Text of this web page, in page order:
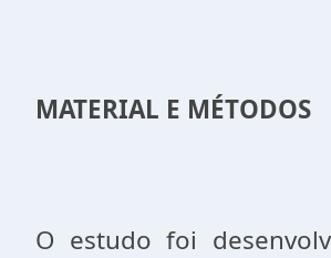
MATERIAL E MÉTODOS
O estudo foi